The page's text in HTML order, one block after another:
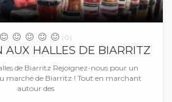
(0)
AUX HALLES DE BIARRITZ
de Biarritz Rejoignez-nous pour un
marché de Biarritz ! Tout en marchant
autour des